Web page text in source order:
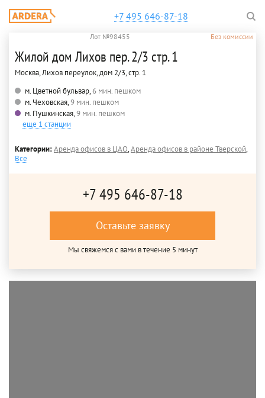
+7 495 646-87-18
Лот №98455 Без комиссии
Жилой дом Лихов пер. 2/3 стр. 1
Москва, Лихов переулок, дом 2/3, стр. 1
м. Цветной бульвар,6 мин. пешком
м. Чеховская,9 мин. пешком
м. Пушкинская,9 мин. пешком
еще 1 станции
Категории:Аренда офисов в ЦАО,Аренда офисов в районе Тверской,
Все
+7 495 646-87-18
Оставьте заявку
Мы свяжемся с вами в течение 5 минут